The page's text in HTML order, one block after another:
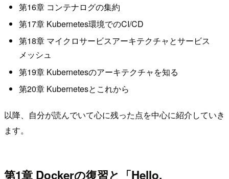
第16章 コンテナログの集約
第17章 Kubernetes環境でのCI/CD
第18章 マイクロサービスアーキテクチャとサービス
メッシュ
第19章 Kubernetesのアーキテクチャを知る
第20章 Kubernetesとこれから
以降、自分が読んでいて心に残った点を中心に紹介していき
ます。
第1章 Dockerの復習と「Hello,